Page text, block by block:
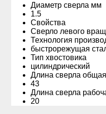
Диаметр сверла мм
1.5
Свойства
Сверло левого
Технология
быстрорежущая
Тип хвостовика
цилиндрический
Длина сверла
43
Длина сверла
20